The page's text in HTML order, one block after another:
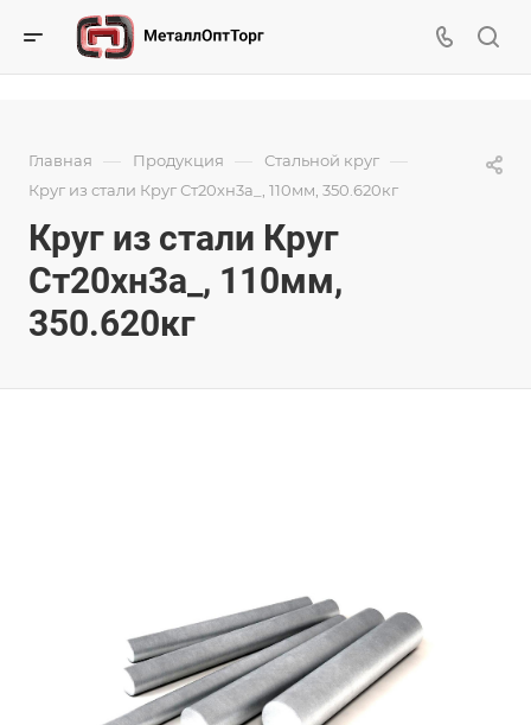
Главная — Продукция — Стальной круг —
Круг из стали Круг Ст20хн3а_, 110мм, 350.620кг
Круг из стали Круг
Ст20хн3а_, 110мм,
350.620кг